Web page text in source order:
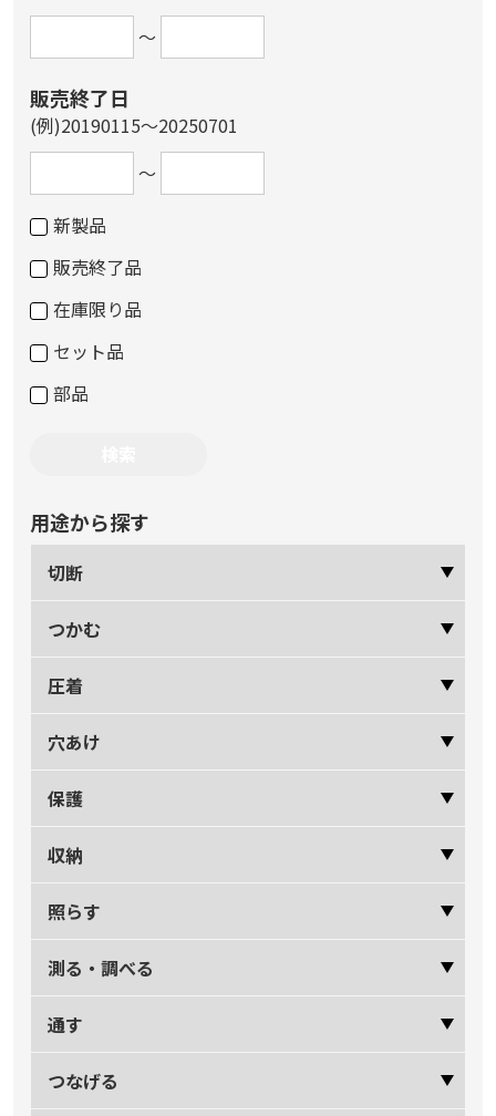
～
販売終了日
(例)20190115～20250701
～
新製品
販売終了品
在庫限り品
セット品
部品
用途から探す
切断
つかむ
圧着
穴あけ
保護
収納
照らす
測る・調べる
通す
つなげる